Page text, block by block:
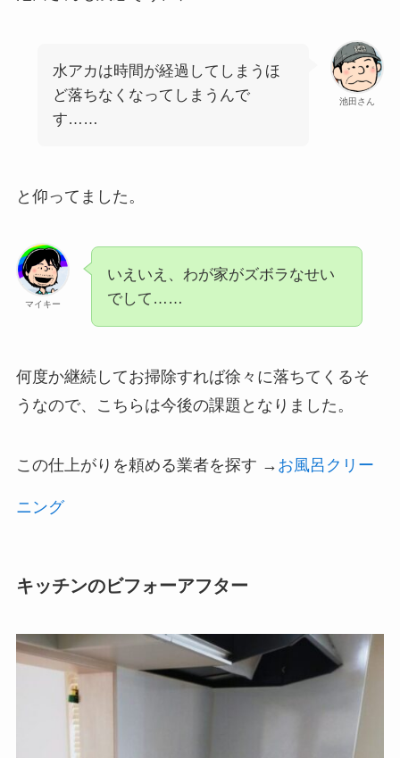
池田さん
水アカは時間が経過してしまうほ
ど落ちなくなってしまうんで
す……
と仰ってました。
マイキー
いえいえ、わが家がズボラなせい
でして……
何度か継続してお掃除すれば徐々に落ちてくるそ
うなので、こちらは今後の課題となりました。
この仕上がりを頼める業者を探す → お風呂クリー
ニング
キッチンのビフォーアフター